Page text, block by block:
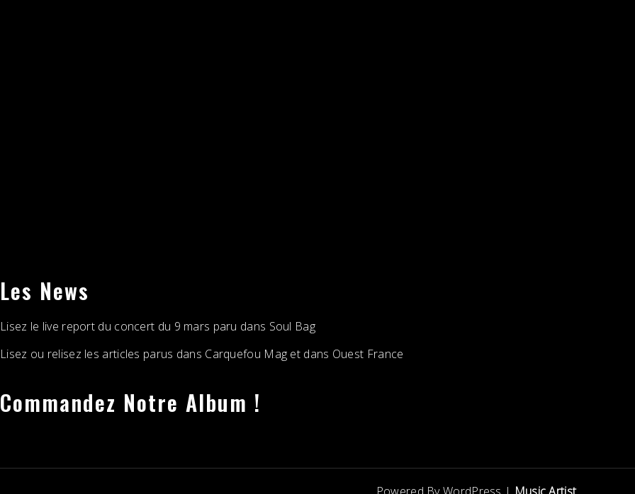
Les News
Lisez le live report du concert du 9 mars paru dans Soul Bag
Lisez ou relisez les articles parus dans Carquefou Mag et dans Ouest France
Commandez Notre Album !